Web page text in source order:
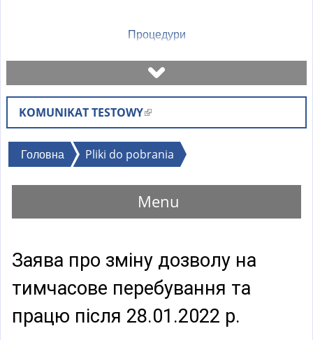
Процедури
Записатися на візит
Перевірити стан справи
Бланки
Оплати
Пояснення
KOMUNIKAT TESTOWY(
l
i
n
k
i
s
x
t
e
r
ВиГоловна Pliki do pobrania
Menu
Заява про зміну дозволу на
тимчасове перебування та
працю після 28.01.2022 р.